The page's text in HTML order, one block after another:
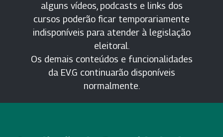
alguns vídeos, podcasts e links dos
cursos poderão ficar temporariamente
indisponíveis para atender à legislação
eleitoral.
Os demais conteúdos e funcionalidades
da EV.G continuarão disponíveis
normalmente.